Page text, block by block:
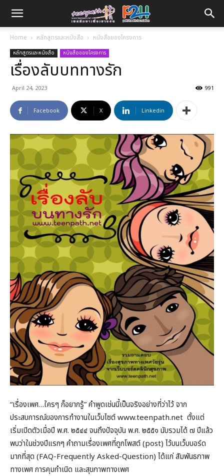
Home หลักสูตรและหนังสือ หนังสือของโครงการ
หลักสูตรและหนังสือ หนังสือของโครงการ
เรื่องลับบททางรัก
April 24, 2023 991
Facebook X Linkedin
“เรื่องเพศ…ใครๆ ก็อยากรู้” คำพูดเช่นนี้เป็นจริงอย่างที่ว่าไว้ จาก
ประสบการณ์ของการทำงานในเว็บไซต์ www.teenpath.net ตั้งแต่
เริ่มเปิดตัวเมื่อปี พ.ศ. ๒๕๔๔ จนถึงปัจจุบัน พ.ศ. ๒๕๕๑ นับรวมได้ ๗ ปีแล้ว
พบว่าในช่วงปีแรกๆ คำถามเรื่องเพศที่ถูกโพสต์ (post) ไว้บนเว็บบอร์ด
มากที่สุด (FAQ-Frequently Asked-Question) ได้แก่ สัมพันธภาพ
ทางเพศ การคุมกำเนิด และสุขภาพทางเพศ